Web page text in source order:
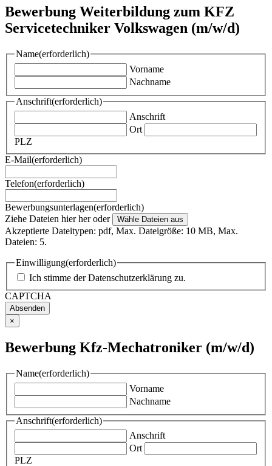
Bewerbung Weiterbildung zum KFZ
Servicetechniker Volkswagen (m/w/d)
Name(erforderlich)
Vorname
Nachname
Anschrift(erforderlich)
Anschrift
Ort
PLZ
E-Mail(erforderlich)
Telefon(erforderlich)
Bewerbungsunterlagen(erforderlich)
Ziehe Dateien hier her oder
Wähle Dateien aus
Akzeptierte Dateitypen: pdf, Max. Dateigröße: 10 MB, Max.
Dateien: 5.
Einwilligung(erforderlich)
Ich stimme derDatenschutzerklärung zu.
CAPTCHA
×
Bewerbung Kfz-Mechatroniker (m/w/d)
Name(erforderlich)
Vorname
Nachname
Anschrift(erforderlich)
Anschrift
Ort
PLZ